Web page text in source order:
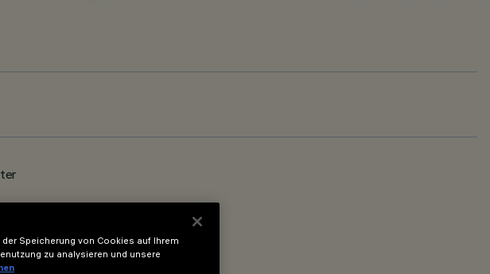
Speicherung von Cookies auf Ihrem
zu analysieren und unsere